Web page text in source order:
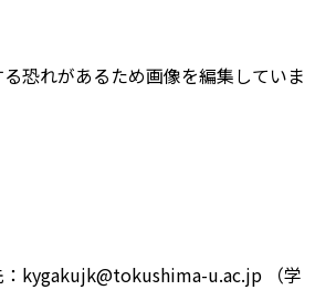
恐れがあるため画像を編集していま
：kygakujk@tokushima-u.ac.jp （学